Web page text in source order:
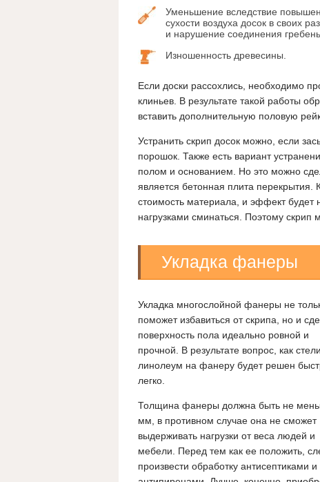
Уменьшение вследствие
сухости воздуха досок в своих
и нарушение соединения
Изношенность древесины.
Если доски рассохлись, необходимо
клиньев. В результате такой работы
вставить дополнительную половую
Устранить скрип досок можно, если
порошок. Также есть вариант
полом и основанием. Но это можно
является бетонная плита перекрытия.
стоимость материала, и эффект
нагрузками сминаться. Поэтому скрип
Укладка фанеры
Укладка многослойной фанеры не
поможет избавиться от скрипа, но и
поверхность пола идеально ровной и
прочной. В результате вопрос, как
линолеум на фанеру будет решен
легко.
Толщина фанеры должна быть не
мм, в противном случае она не сможет
выдерживать нагрузки от веса людей и
мебели. Перед тем как ее положить,
произвести обработку антисептиками и